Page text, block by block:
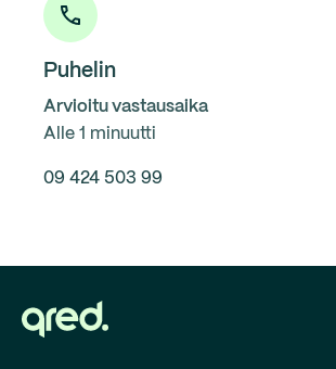
Puhelin
Arvioitu vastausaika
Alle 1 minuutti
09 424 503 99